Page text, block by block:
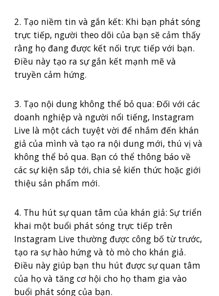
2. Tạo niềm tin và gắn kết: Khi bạn phát sóng
trực tiếp, người theo dõi của bạn sẽ cảm thấy
rằng họ đang được kết nối trực tiếp với bạn.
Điều này tạo ra sự gắn kết mạnh mẽ và
truyền cảm hứng.
3. Tạo nội dung không thể bỏ qua: Đối với các
doanh nghiệp và người nổi tiếng, Instagram
Live là một cách tuyệt vời để nhắm đến khán
giả của mình và tạo ra nội dung mới, thú vị và
không thể bỏ qua. Bạn có thể thông báo về
các sự kiện sắp tới, chia sẻ kiến thức hoặc giới
thiệu sản phẩm mới.
4. Thu hút sự quan tâm của khán giả: Sự triển
khai một buổi phát sóng trực tiếp trên
Instagram Live thường được công bố từ trước,
tạo ra sự hào hứng và tò mò cho khán giả.
Điều này giúp bạn thu hút được sự quan tâm
của họ và tăng cơ hội cho họ tham gia vào
buổi phát sóng của bạn.